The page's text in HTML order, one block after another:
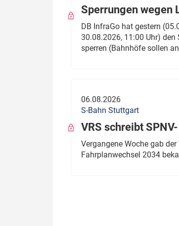
Sperrungen wegen
DB InfraGo hat gestern
30.08.2026, 11:00 Uhr)
sperren (Bahnhöfe sollen
06.08.2026
S-Bahn Stuttgart
VRS schreibt
Vergangene Woche gab
Fahrplanwechsel 2034